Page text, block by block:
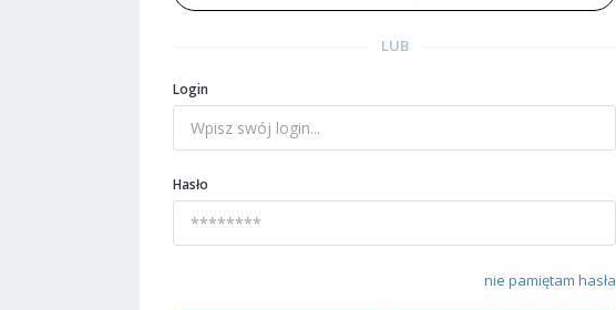
LUB
Login
Hasło
nie pamiętam hasła